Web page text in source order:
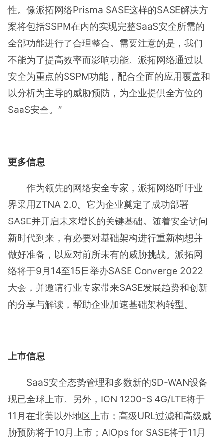
性。像派拓网络Prisma SASE这样的SASE解决方
案将包括SSPM在内的实现完整SaaS安全所需的
全部功能进行了合理整合。需要注意的是，我们
不能为了提高效率而影响功能。派拓网络通过以
安全为重点的SSPM功能，配合全面的应用覆盖和
以分析为主导的威胁预防，为企业提供全方位的
SaaS安全。”
更多信息
作为领先的网络安全专家，派拓网络呼吁业
界采用ZTNA 2.0。它为企业奠定了成功部署
SASE并开启未来增长的关键基础。随着安全访问
新时代到来，有必要对基础架构进行重新构想并
做好准备，以应对前所未有的威胁挑战。派拓网
络将于9月14至15日举办SASE Converge 2022
大会，并邀请行业专家带来SASE发展趋势和创新
的分享与解读，帮助企业加速基础架构转型。
上市信息
SaaS安全态势管理和多数新的SD-WAN设备
现已全球上市。另外，ION 1200-S 4G/LTE将于
11月在北美以外地区上市；高级URL过滤和高级威
胁预防将于10月上市；AIOps for SASE将于11月